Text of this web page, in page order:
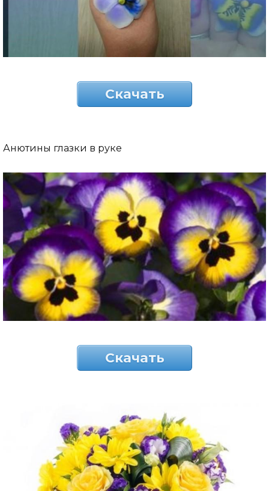
Скачать
Анютины глазки в руке
Скачать